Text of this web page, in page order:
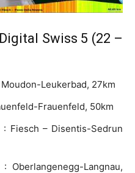
Swiss 5 (22 –
Leukerbad, 27km
Frauenfeld, 50km
Fiesch – Disentis-Sedrun
Oberlangenegg-Langnau,